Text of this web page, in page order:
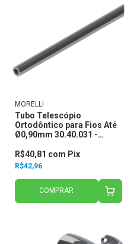
MORELLI
Tubo Telescópio
Ortodôntico para Fios Até
Ø0,90mm 30.40.031 -
R$42,96
R$40,81 com Pix
COMPRAR